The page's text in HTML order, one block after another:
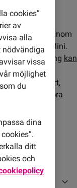
mängd surf inom
Fastpris Mini.
abonnemang kan
vårakontantkort,
går ej att föra
cookies”
av
alla
nödvändiga
vissa
möjlighet
du
dina
ditt
och